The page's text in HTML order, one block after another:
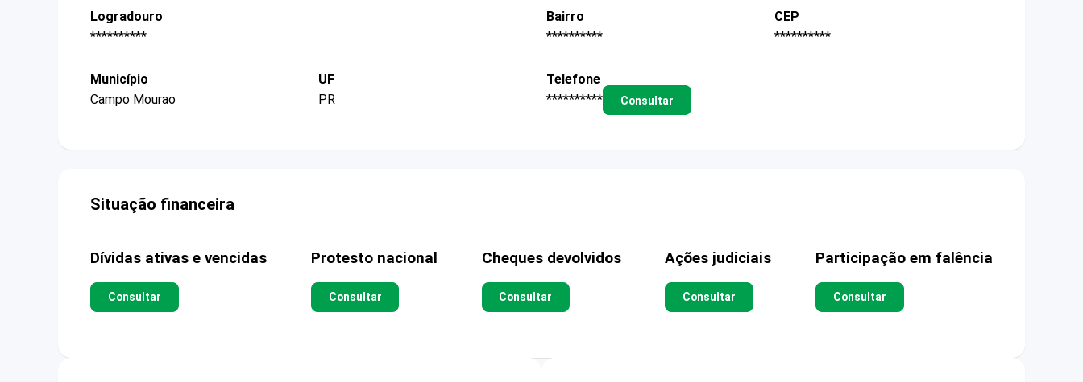
Logradouro
**********
Bairro
**********
CEP
**********
Município
Campo Mourao
UF
PR
Telefone
**********
Consultar
Situação financeira
Dívidas ativas e vencidas
Consultar
Protesto nacional
Consultar
Cheques devolvidos
Consultar
Ações judiciais
Consultar
Participação em falência
Consultar